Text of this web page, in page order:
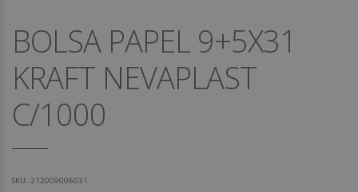
BOLSA PAPEL 9+5X31
KRAFT NEVAPLAST
C/1000
SKU: 212009006031